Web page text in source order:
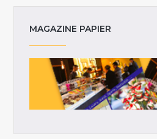
MAGAZINE PAPIER